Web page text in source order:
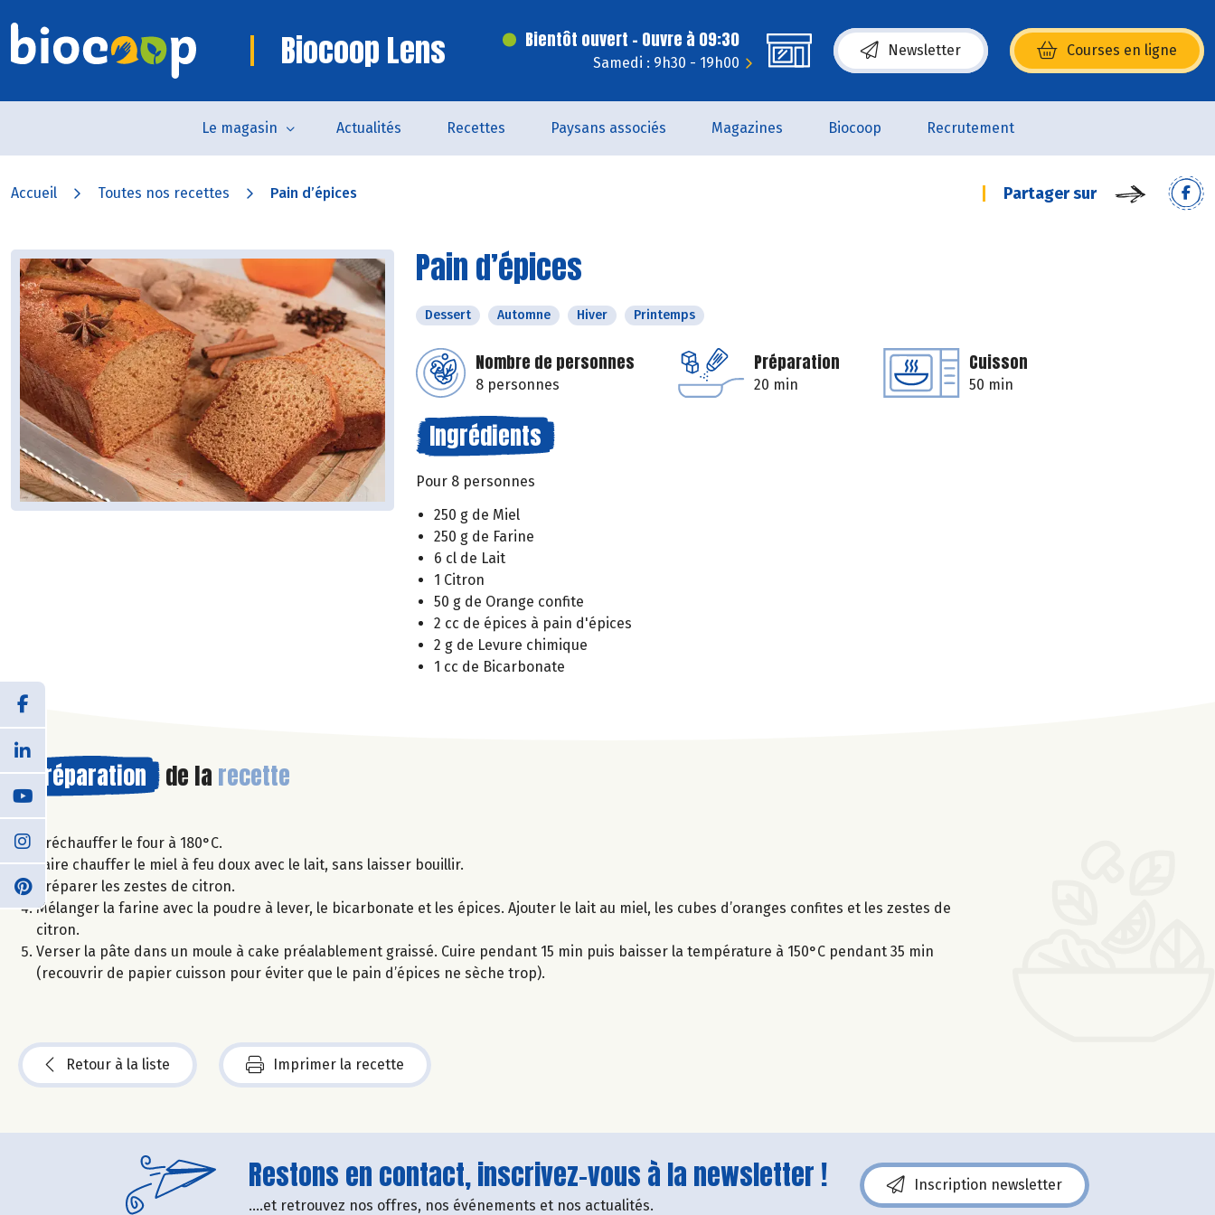
Biocoop Lens Bientôt ouvert - Ouvre à 09:30
Samedi : 9h30 - 19h00
Newsletter Courses en ligne
(s’ouvre dans une nouvelle fenêtre)
Le magasin Actualités Recettes Paysans associés Magazines Biocoop Recrutement
Accueil Toutes nos recettes Pain d’épices Partager sur
Pain d’épices
Dessert Automne Hiver Printemps
Nombre de personnes
8 personnes
Préparation
20 min
Cuisson
50 min
Ingrédients
Pour 8 personnes
250 g de Miel
250 g de Farine
6 cl de Lait
1 Citron
50 g de Orange confite
2 cc de épices à pain d'épices
2 g de Levure chimique
1 cc de Bicarbonate
Préparation de la recette
Préchauffer le four à 180°C.
Faire chauffer le miel à feu doux avec le lait, sans laisser bouillir.
Préparer les zestes de citron.
Mélanger la farine avec la poudre à lever, le bicarbonate et les épices. Ajouter le lait au miel, les cubes d’oranges confites et les zestes de
citron.
Verser la pâte dans un moule à cake préalablement graissé. Cuire pendant 15 min puis baisser la température à 150°C pendant 35 min
(recouvrir de papier cuisson pour éviter que le pain d’épices ne sèche trop).
Retour à la liste Imprimer la recette
Restons en contact, inscrivez-vous à la newsletter !
....et retrouvez nos offres, nos événements et nos actualités.
Inscription newsletter